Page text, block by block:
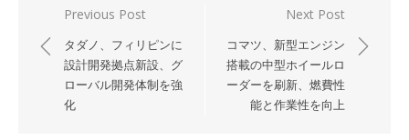
稿
Previous Post
タダノ、フィリピンに
設計開発拠点新設、グ
ローバル開発体制を強
化
Next Post
コマツ、新型エンジン
搭載の中型ホイールロ
ーダーを刷新、燃費性
能と作業性を向上